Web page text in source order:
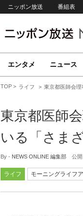
ニッポン放送 番組表
エンタメ ニュース
TOP ライフ 東京都医師会理
東京都医師
いる「さま
By - NEWS ONLINE 編集部 公開
ライフ モーニングライフ